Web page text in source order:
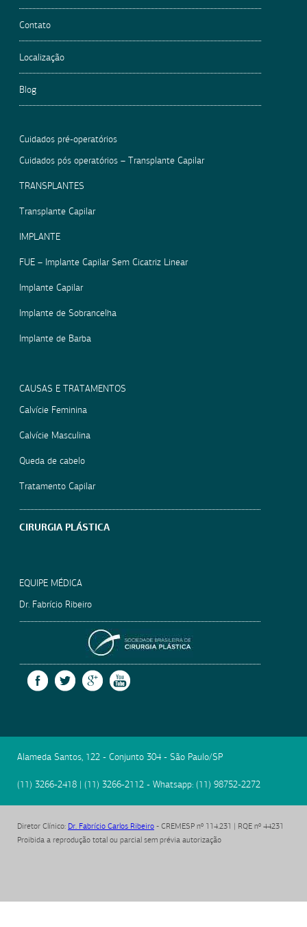
Contato
Localização
Blog
Cuidados pré-operatórios
Cuidados pós operatórios – Transplante Capilar
TRANSPLANTES
Transplante Capilar
IMPLANTE
FUE – Implante Capilar Sem Cicatriz Linear
Implante Capilar
Implante de Sobrancelha
Implante de Barba
CAUSAS E TRATAMENTOS
Calvície Feminina
Calvície Masculina
Queda de cabelo
Tratamento Capilar
CIRURGIA PLÁSTICA
EQUIPE MÉDICA
Dr. Fabrício Ribeiro
FACEBOOKTWITTERGOOGLE +
Alameda Santos, 122 - Conjunto 304 - São Paulo/SP
(11) 3266-2418 | (11) 3266-2112 - Whatsapp: (11) 98752-2272
Diretor Clínico: Dr. Fabrício Carlos Ribeiro - CREMESP nº 114.231 | RQE nº 44231
Proibida a reprodução total ou parcial sem prévia autorização